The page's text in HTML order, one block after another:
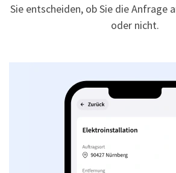
Sie entscheiden, ob Sie die Anfrage
oder nicht.